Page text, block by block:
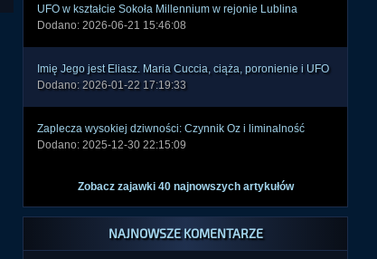
UFO w kształcie Sokoła Millennium w rejonie Lublina
Dodano: 2026-06-21 15:46:08
Imię Jego jest Eliasz. Maria Cuccia, ciąża, poronienie i UFO
Dodano: 2026-01-22 17:19:33
Zaplecza wysokiej dziwności: Czynnik Oz i liminalność
Dodano: 2025-12-30 22:15:09
Zobacz zajawki 40 najnowszych artykułów
NAJNOWSZE KOMENTARZE